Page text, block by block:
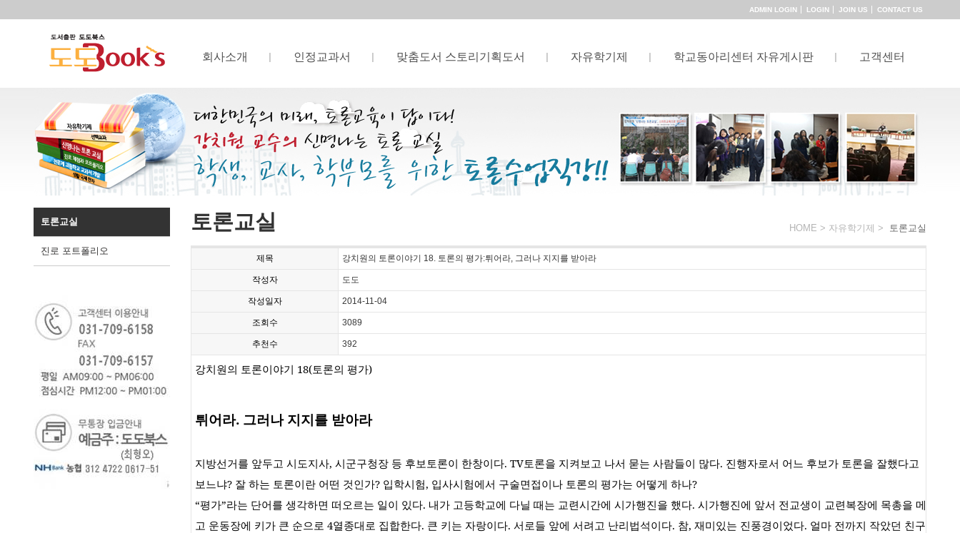
ADMIN LOGIN LOGIN JOIN US CONTACT US
회사소개 인정교과서 맞춤도서 스토리기획도서 자유학기제 학교동아리센터 자유게시판 고객센터
토론교실
진로 포트폴리오
토론교실 HOME > 자유학기제 > 토론교실
제목 강치원의 토론이야기 18. 토론의 평가:튀어라, 그러나 지지를 받아라
작성자 도도
작성일자 2014-11-04
조회수 3089
추천수 392
강치원의 토론이야기 18(토론의 평가)
튀어라. 그러나 지지를 받아라
지방선거를 앞두고 시도지사, 시군구청장 등 후보토론이 한창이다. TV토론을 지켜보고 나서 묻는 사람들이 많다. 진행자로서 어느 후보가 토론을 잘했다고
보느냐? 잘 하는 토론이란 어떤 것인가? 입학시험, 입사시험에서 구술면접이나 토론의 평가는 어떻게 하나?
“평가”라는 단어를 생각하면 떠오르는 일이 있다. 내가 고등학교에 다닐 때는 교련시간에 시가행진을 했다. 시가행진에 앞서 전교생이 교련복장에 목총을 메
고 운동장에 키가 큰 순으로 4열종대로 집합한다. 큰 키는 자랑이다. 서로들 앞에 서려고 난리법석이다. 참, 재미있는 진풍경이었다. 얼마 전까지 작았던 친구